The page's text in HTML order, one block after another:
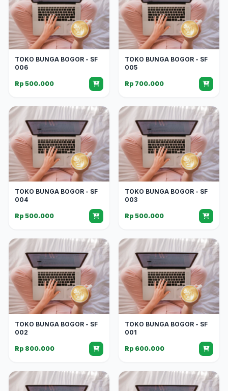
TOKO BUNGA BOGOR - SF
006
Rp 500.000
TOKO BUNGA BOGOR - SF
005
Rp 700.000
TOKO BUNGA BOGOR - SF
004
Rp 500.000
TOKO BUNGA BOGOR - SF
003
Rp 500.000
TOKO BUNGA BOGOR - SF
002
Rp 800.000
TOKO BUNGA BOGOR - SF
001
Rp 600.000